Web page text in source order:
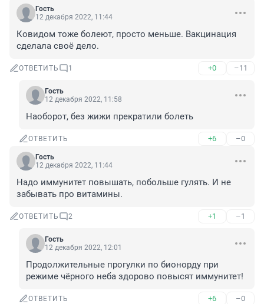
Гость
12 декабря 2022, 11:44
Ковидом тоже болеют, просто меньше. Вакцинация
сделала своё дело.
ОТВЕТИТЬ 1 +0 –11
Гость
12 декабря 2022, 11:58
Наоборот, без жижи прекратили болеть
ОТВЕТИТЬ +6 –0
Гость
12 декабря 2022, 11:44
Надо иммунитет повышать, побольше гулять. И не
забывать про витамины.
ОТВЕТИТЬ 2 +1 –1
Гость
12 декабря 2022, 12:01
Продолжительные прогулки по бионорду при
режиме чёрного неба здорово повысят иммунитет!
ОТВЕТИТЬ +6 –0